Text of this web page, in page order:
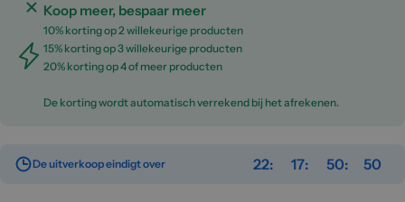
Koop meer, bespaar meer
10% korting op 2 willekeurige producten
15% korting op 3 willekeurige producten
20% korting op 4 of meer producten
De korting wordt automatisch verrekend bij het afrekenen.
De uitverkoop eindigt over 22 17 50 50